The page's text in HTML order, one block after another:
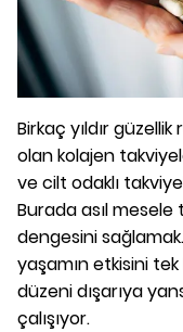
Birkaç yıldır
olan kolajen
ve cilt odaklı
Burada asıl
dengesini
yaşamın etkisini
düzeni dışarıya
çalışıyor.